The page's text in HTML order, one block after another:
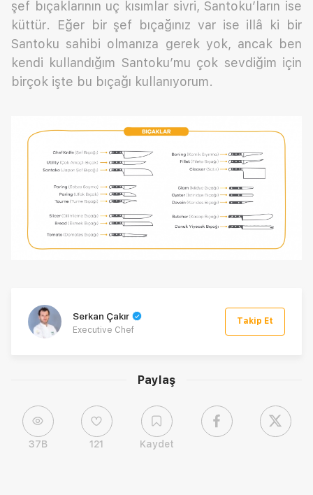
Paylaş
37B 121 Kaydet
şef bıçaklarının uç kısımlar sivri, Santoku’ların ise
küttür. Eğer bir şef bıçağınız var ise illâ ki bir
Santoku sahibi olmanıza gerek yok, ancak ben
kendi kullandığım Santoku’mu çok sevdiğim için
birçok işte bu bıçağı kullanıyorum.
Serkan Çakır
Executive Chef
Takip Et